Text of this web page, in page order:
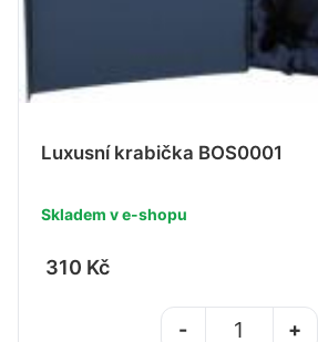
Luxusní krabička BOS0001
Skladem v e-shopu
310 Kč
+
-